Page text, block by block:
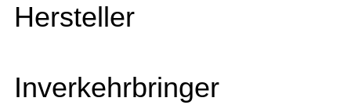
Hersteller
Inverkehrbringer